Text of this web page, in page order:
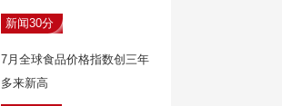
新闻30分
7月全球食品价格指数创三年
多来新高